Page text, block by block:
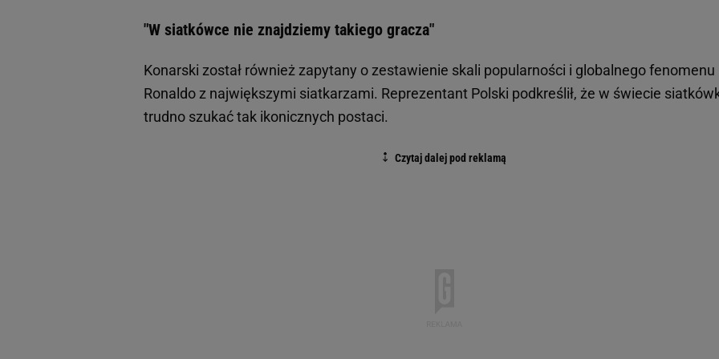
"W siatkówce nie znajdziemy takiego gracza"
Konarski został również zapytany o zestawienie skali popularności i globalnego fenomenu
Ronaldo z największymi siatkarzami. Reprezentant Polski podkreślił, że w świecie
trudno szukać tak ikonicznych postaci.